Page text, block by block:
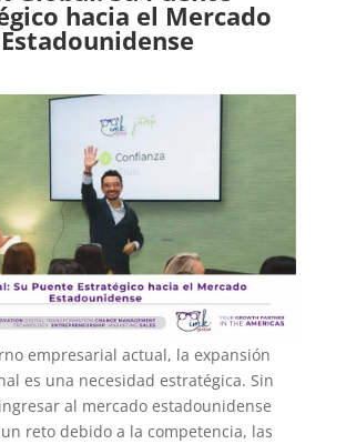
hacia el Mercado
Estadounidense
empresarial actual, la expansión
es una necesidad estratégica. Sin
al mercado estadounidense
reto debido a la competencia, las